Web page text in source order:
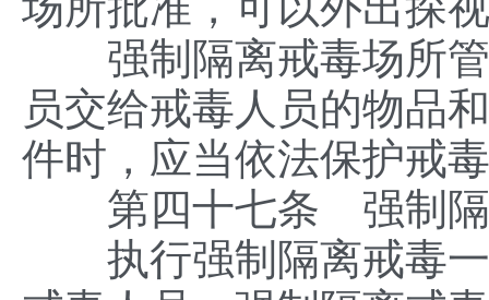
强制隔离戒毒场所管
员交给戒毒人员的物品
件时，应当依法保护戒
第四十七条 强制隔
执行强制隔离戒毒一